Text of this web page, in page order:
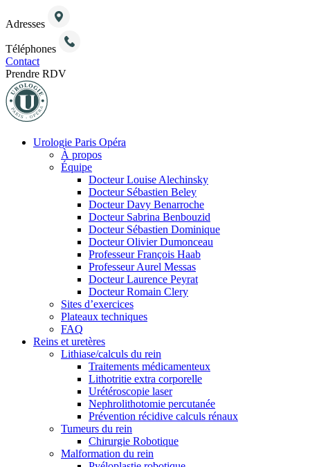
Adresses
Téléphones
Contact
Prendre RDV
Urologie Paris Opéra
À propos
Équipe
Docteur Louise Alechinsky
Docteur Sébastien Beley
Docteur Davy Benarroche
Docteur Sabrina Benbouzid
Docteur Sébastien Dominique
Docteur Olivier Dumonceau
Professeur François Haab
Professeur Aurel Messas
Docteur Laurence Peyrat
Docteur Romain Clery
Sites d’exercices
Plateaux techniques
FAQ
Reins et uretères
Lithiase/calculs du rein
Traitements médicamenteux
Lithotritie extra corporelle
Urétéroscopie laser
Nephrolithotomie percutanée
Prévention récidive calculs rénaux
Tumeurs du rein
Chirurgie Robotique
Malformation du rein